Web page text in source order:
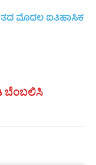
ಮೊದಲ ಐತಿಹಾಸಿಕ
ಬೆಂಬಲಿಸಿ